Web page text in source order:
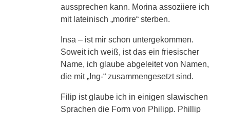
aussprechen kann. Morina assoziiere ich
mit lateinisch „morire“ sterben.
Insa – ist mir schon untergekommen.
Soweit ich weiß, ist das ein friesischer
Name, ich glaube abgeleitet von Namen,
die mit „Ing-“ zusammengesetzt sind.
Filip ist glaube ich in einigen slawischen
Sprachen die Form von Philipp. Phillip